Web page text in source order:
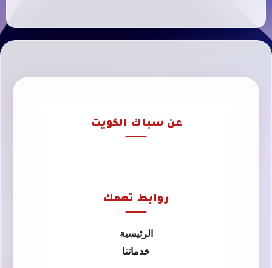
عن سباك الكويت
روابط تهمك
الرئيسية
خدماتنا